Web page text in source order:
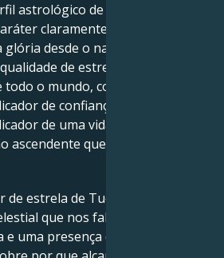
astrológico de Tucker Carlson,
claramente potente
desde o nascimento. Não
de estrela de Tucker
o mundo, com uma posição
de confiança, uma posição
de uma vida emocional
ascendente que define o seu
estrela de Tucker Carlson é
que nos fala sobre grande
uma presença dinâmica –